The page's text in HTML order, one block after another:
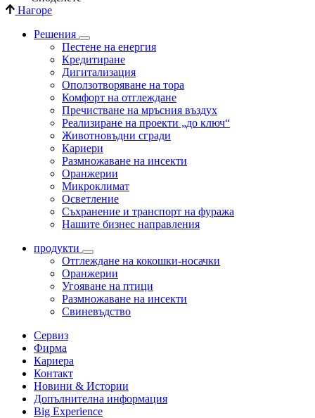
Нагоре
Решения
Пестене на енергия
Кредитиране
Дигитализация
Оползотворяване на тора
Комфорт на отглеждане
Пречистване на мръсния въздух
Реализиране на проекти „до ключ“
Животновъдни сгради
Кариери
Размножаване на инсекти
Оранжерии
Микроклимат
Осветление
Съхранение и транспорт на фуража
Нашите бизнес направления
продукти
Отглеждане на кокошки-носачки
Оранжерии
Угояване на птици
Размножаване на инсекти
Свиневъдство
Сервиз
Фирма
Кариера
Контакт
Новини & Истории
Допълнителна информация
Big Experience